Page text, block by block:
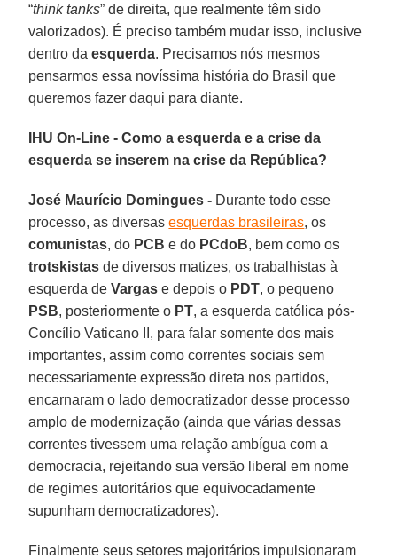
“think tanks” de direita, que realmente têm sido
valorizados). É preciso também mudar isso, inclusive
dentro daesquerda. Precisamos nós mesmos
pensarmos essa novíssima história do Brasil que
queremos fazer daqui para diante.
IHU On-Line - Como a esquerda e a crise da
esquerda se inserem na crise da República?
José Maurício Domingues - Durante todo esse
processo, as diversasesquerdas brasileiras, os
comunistas, do PCB e do PCdoB, bem como os
trotskistas de diversos matizes, os trabalhistas à
esquerda deVargas e depois o PDT, o pequeno
PSB, posteriormente o PT, a esquerda católica pós-
Concílio Vaticano II, para falar somente dos mais
importantes, assim como correntes sociais sem
necessariamente expressão direta nos partidos,
encarnaram o lado democratizador desse processo
amplo de modernização (ainda que várias dessas
correntes tivessem uma relação ambígua com a
democracia, rejeitando sua versão liberal em nome
de regimes autoritários que equivocadamente
supunham democratizadores).
Finalmente seus setores majoritários impulsionaram